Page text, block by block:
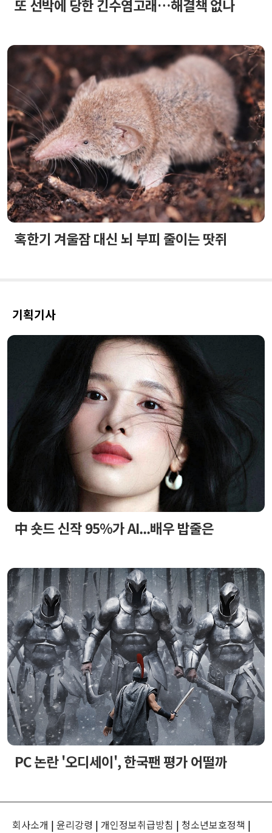
또 선박에 당한 긴수염고래…해결책 없나
혹한기 겨울잠 대신 뇌 부피 줄이는 땃쥐
기획기사
中 숏드 신작 95%가 AI...배우 밥줄은
PC 논란 '오디세이', 한국팬 평가 어떨까
회사소개 | 윤리강령 | 개인정보취급방침 | 청소년보호정책 |